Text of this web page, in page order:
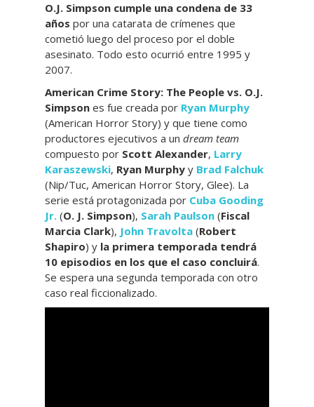
O.J. Simpson cumple una condena de 33
años por una catarata de crímenes que
cometió luego del proceso por el doble
asesinato. Todo esto ocurrió entre 1995 y
2007.
American Crime Story: The People vs. O.J.
Simpson es fue creada por Ryan Murphy
(American Horror Story) y que tiene como
productores ejecutivos a un dream team
compuesto por Scott Alexander, Larry
Karaszewski, Ryan Murphy y Brad Falchuk
(Nip/Tuc, American Horror Story, Glee). La
serie está protagonizada por Cuba Gooding
Jr. (O. J. Simpson), Sarah Paulson (Fiscal
Marcia Clark), John Travolta (Robert
Shapiro) y la primera temporada tendrá
10 episodios en los que el caso concluirá.
Se espera una segunda temporada con otro
caso real ficcionalizado.